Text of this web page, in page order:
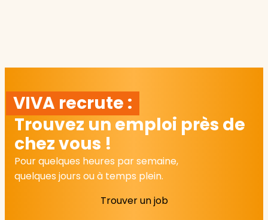
VIVA recrute :
Trouvez un emploi près de
chez vous !
Pour quelques heures par semaine,
quelques jours ou à temps plein.
Trouver un job